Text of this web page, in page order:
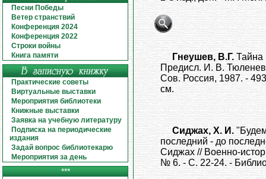
Песни Победы
Ветер странствий
Конференция 2024
Конференция 2022
Строки войны
Книга памяти
Практические советы
Виртуальные выставки
Мероприятия библиотеки
Книжные выставки
Заявка на учебную литературу
Подписка на периодические
издания
Задай вопрос библиотекарю
Мероприятия за день
***
Гнеушев, В.Г. Тайна
Предисл. И. В.
Сов. Россия, 1987. -
см.
Сиджах, Х. И.
последний - до
Сиджах // Военно-
№ 6. - С. 22-24. -